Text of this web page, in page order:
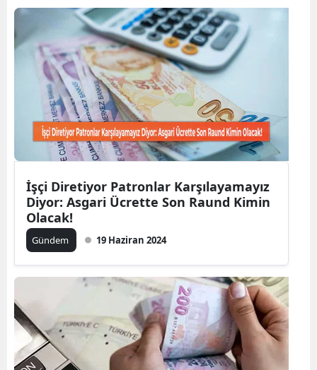
Diyarbakır
Edirne
Elazığ
Erzincan
Erzurum
Eskişehir
Gaziantep
Hakkari
Hatay
Isparta
Mersin
İşçi Diretiyor Patronlar Karşılayamayız
Diyor: Asgari Ücrette Son Raund Kimin
Olacak!
Gündem 19 Haziran 2024